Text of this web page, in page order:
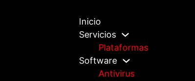
Inicio
Servicios
Plataformas
Software
Antivirus